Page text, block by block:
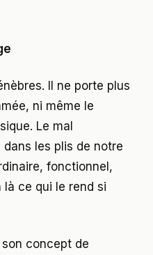
Il ne porte plus
ni même le
Le mal
dans les plis de notre
fonctionnel,
là ce qui le rend si
concept de